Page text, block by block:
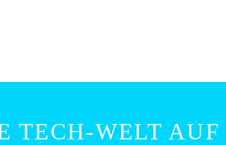
WELT AUF